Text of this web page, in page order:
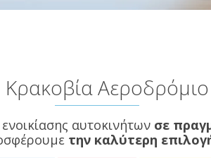
Αεροδρόμιο
αυτοκινήτων σε
την καλύτερη